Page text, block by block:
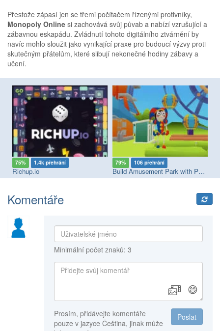
Přestože zápasí jen se třemi počítačem řízenými protivníky,
Monopoly Online si zachovává svůj půvab a nabízí vzrušující a
zábavnou eskapádu. Zvládnutí tohoto digitálního ztvárnění by
navíc mohlo sloužit jako vynikající praxe pro budoucí výzvy proti
skutečným přátelům, které slibují nekonečné hodiny zábavy a
učení.
75% 1.4k přehrání
Richup.io
79% 106 přehrání
Build Amusement Park with Pomni
Komentáře
Minimální počet znaků: 3
😄
Poslat
Prosím, přidávejte komentáře
pouze v jazyce Čeština, jinak může